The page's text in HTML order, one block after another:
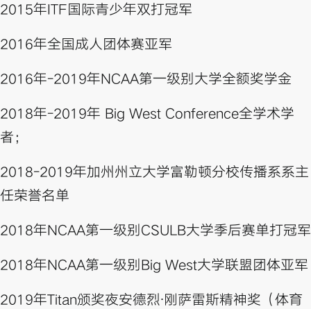
2015年ITF国际青少年双打冠军
2016年全国成人团体赛亚军
2016年-2019年NCAA第一级别大学全额奖学金
2018年-2019年 Big West Conference全学术学
者；
2018-2019年加州州立大学富勒顿分校传播系系主
任荣誉名单
2018年NCAA第一级别CSULB大学季后赛单打冠军
2018年NCAA第一级别Big West大学联盟团体亚军
2019年Titan颁奖夜安德烈∙刚萨雷斯精神奖（体育